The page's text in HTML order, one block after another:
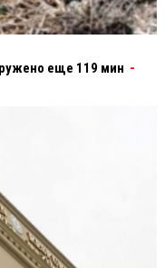
еще 119 мин -